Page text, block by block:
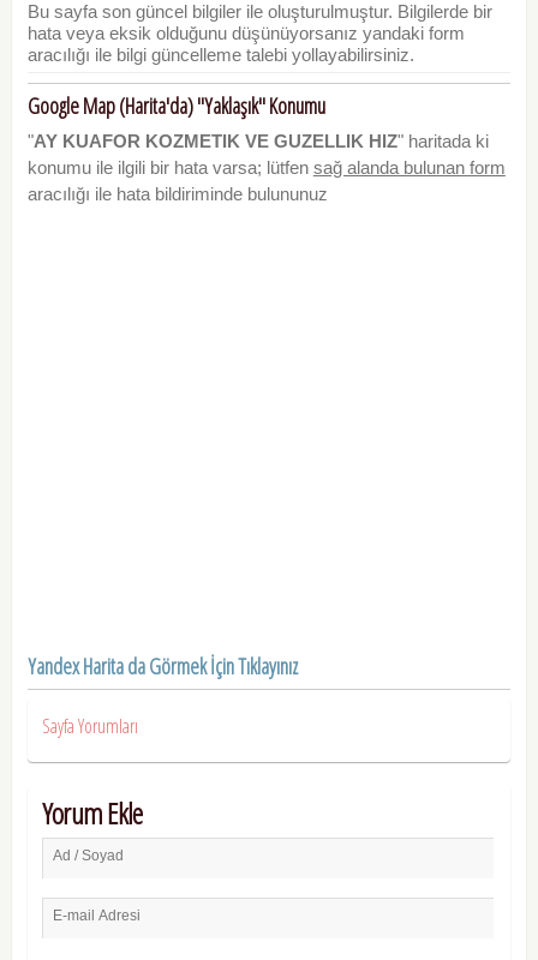
Bu sayfa son güncel bilgiler ile oluşturulmuştur. Bilgilerde bir
hata veya eksik olduğunu düşünüyorsanız yandaki form
aracılığı ile bilgi güncelleme talebi yollayabilirsiniz.
Google Map (Harita'da) "Yaklaşık" Konumu
"AY KUAFOR KOZMETIK VE GUZELLIK HIZ" haritada ki
konumu ile ilgili bir hata varsa; lütfen sağ alanda bulunan form
aracılığı ile hata bildiriminde bulununuz
Yandex Harita da Görmek İçin Tıklayınız
Sayfa Yorumları
Yorum Ekle
Ad / Soyad
E-mail Adresi